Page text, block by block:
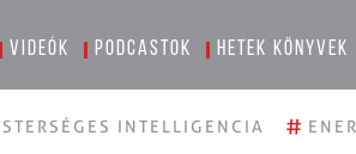
Videók Podcastok Hetek könyvek
INTELLIGENCIA #